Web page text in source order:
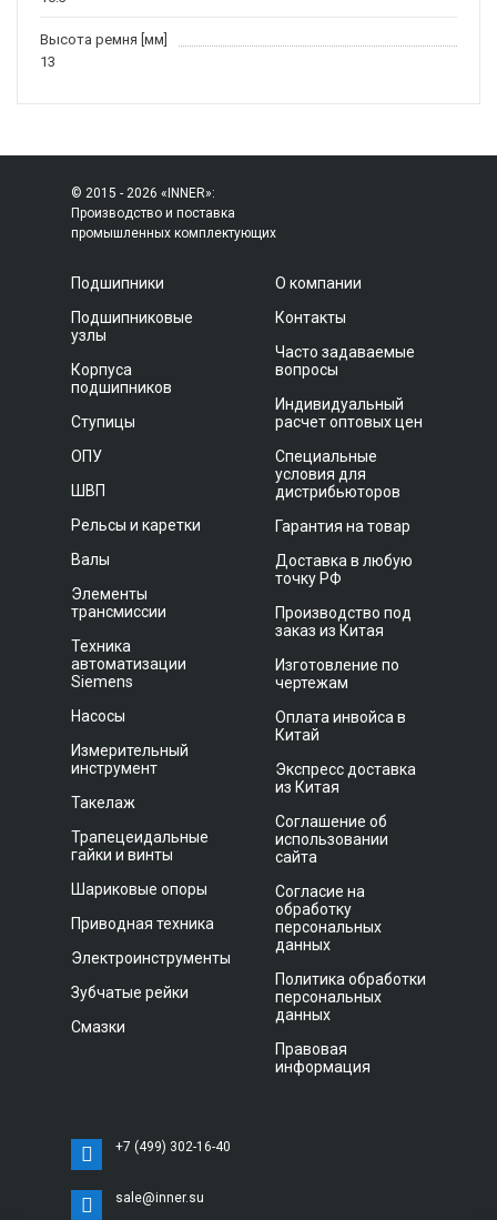
Высота ремня [мм]
13
© 2015 - 2026 «INNER»:
Производство и поставка
промышленных комплектующих
Подшипники
Подшипниковые
узлы
Корпуса
подшипников
Ступицы
ОПУ
ШВП
Рельсы и каретки
Валы
Элементы
трансмиссии
Техника
автоматизации
Siemens
Насосы
Измерительный
инструмент
Такелаж
Трапецеидальные
гайки и винты
Шариковые опоры
Приводная техника
Электроинструменты
Зубчатые рейки
Смазки
О компании
Контакты
Часто задаваемые
вопросы
Индивидуальный
расчет оптовых цен
Специальные
условия для
дистрибьюторов
Гарантия на товар
Доставка в любую
точку РФ
Производство под
заказ из Китая
Изготовление по
чертежам
Оплата инвойса в
Китай
Экспресс доставка
из Китая
Соглашение об
использовании
сайта
Согласие на
обработку
персональных
данных
Политика обработки
персональных
данных
Правовая
информация
+7 (499) 302-16-40
sale@inner.su